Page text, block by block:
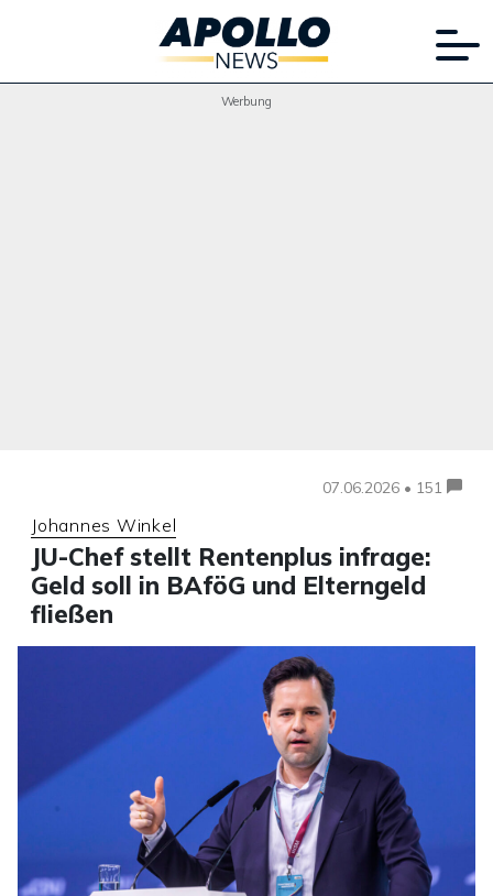
Werbung
07.06.2026 • 151
Johannes Winkel
JU-Chef stellt Rentenplus infrage:
Geld soll in BAföG und Elterngeld
fließen